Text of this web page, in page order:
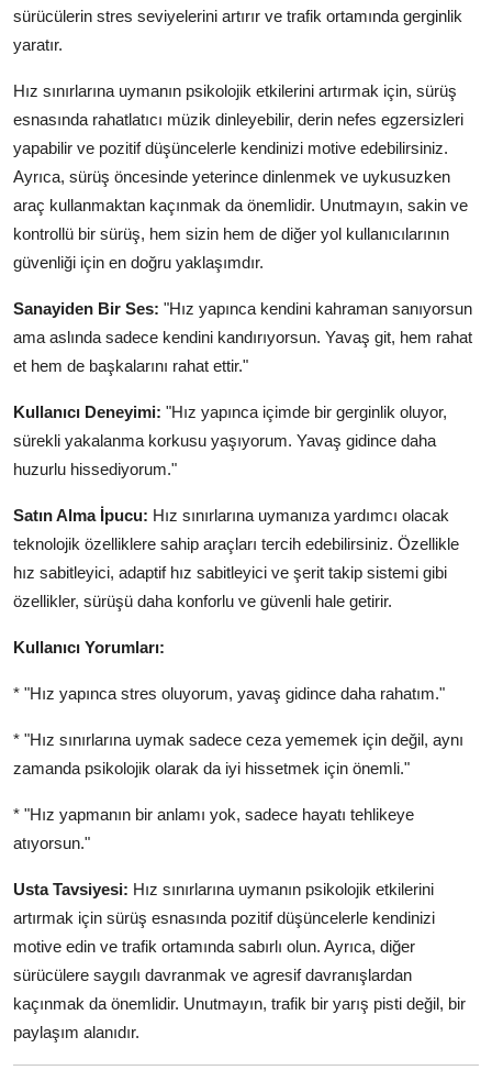
sürücülerin stres seviyelerini artırır ve trafik ortamında gerginlik
yaratır.
Hız sınırlarına uymanın psikolojik etkilerini artırmak için, sürüş
esnasında rahatlatıcı müzik dinleyebilir, derin nefes egzersizleri
yapabilir ve pozitif düşüncelerle kendinizi motive edebilirsiniz.
Ayrıca, sürüş öncesinde yeterince dinlenmek ve uykusuzken
araç kullanmaktan kaçınmak da önemlidir. Unutmayın, sakin ve
kontrollü bir sürüş, hem sizin hem de diğer yol kullanıcılarının
güvenliği için en doğru yaklaşımdır.
Sanayiden Bir Ses: "Hız yapınca kendini kahraman sanıyorsun
ama aslında sadece kendini kandırıyorsun. Yavaş git, hem rahat
et hem de başkalarını rahat ettir."
Kullanıcı Deneyimi: "Hız yapınca içimde bir gerginlik oluyor,
sürekli yakalanma korkusu yaşıyorum. Yavaş gidince daha
huzurlu hissediyorum."
Satın Alma İpucu: Hız sınırlarına uymanıza yardımcı olacak
teknolojik özelliklere sahip araçları tercih edebilirsiniz. Özellikle
hız sabitleyici, adaptif hız sabitleyici ve şerit takip sistemi gibi
özellikler, sürüşü daha konforlu ve güvenli hale getirir.
Kullanıcı Yorumları:
* "Hız yapınca stres oluyorum, yavaş gidince daha rahatım."
* "Hız sınırlarına uymak sadece ceza yememek için değil, aynı
zamanda psikolojik olarak da iyi hissetmek için önemli."
* "Hız yapmanın bir anlamı yok, sadece hayatı tehlikeye
atıyorsun."
Usta Tavsiyesi: Hız sınırlarına uymanın psikolojik etkilerini
artırmak için sürüş esnasında pozitif düşüncelerle kendinizi
motive edin ve trafik ortamında sabırlı olun. Ayrıca, diğer
sürücülere saygılı davranmak ve agresif davranışlardan
kaçınmak da önemlidir. Unutmayın, trafik bir yarış pisti değil, bir
paylaşım alanıdır.